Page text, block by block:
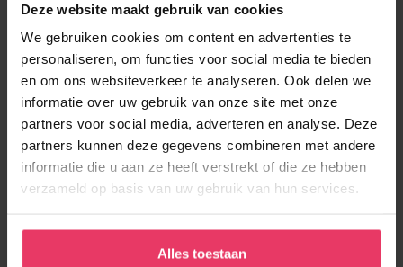
Deze website maakt gebruik van cookies
We gebruiken cookies om content en advertenties te
personaliseren, om functies voor social media te bieden
en om ons websiteverkeer te analyseren. Ook delen we
informatie over uw gebruik van onze site met onze
partners voor social media, adverteren en analyse. Deze
partners kunnen deze gegevens combineren met andere
informatie die u aan ze heeft verstrekt of die ze hebben
verzameld op basis van uw gebruik van hun services.
Alles toestaan
techniek via Brabant Match?
Bij Brabant Match geloven we dat de beste matches
ontstaan als werk meer betekent dan alleen werk. We kijken
verder dan diploma’s of ervaring en zoeken de plek waar jij
echt tot je recht komt. Of je nu al ervaring hebt als
onderhoudsmonteur of juist wilt instappen als leerling in de